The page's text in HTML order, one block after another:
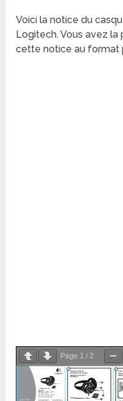
Voici la notice du
Logitech. Vous avez
cette notice au format
Page 1 /2